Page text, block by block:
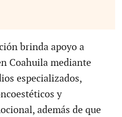
brinda apoyo a
Coahuila mediante
especializados,
y
además de que